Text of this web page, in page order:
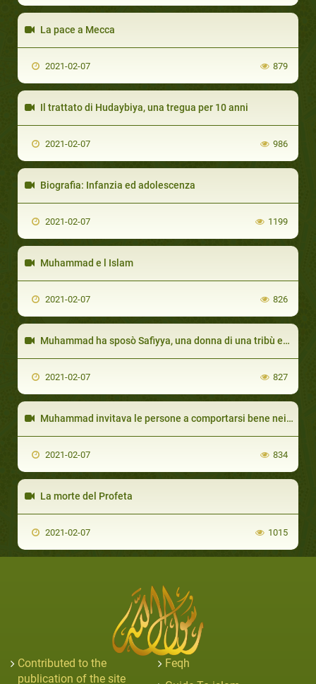
La pace a Mecca
2021-02-07 879
Il trattato di Hudaybiya, una tregua per 10 anni
2021-02-07 986
Biografia: Infanzia ed adolescenza
2021-02-07 1199
Muhammad e l Islam
2021-02-07 826
Muhammad ha sposò Safiyya, una donna di una tribù ebraica
2021-02-07 827
Muhammad invitava le persone a comportarsi bene nei confronti degli animali
2021-02-07 834
La morte del Profeta
2021-02-07 1015
Contributed to the
publication of the site
Feqh